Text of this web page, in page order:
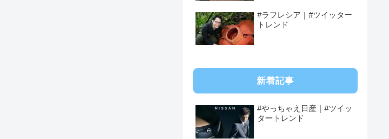
#ラフレシア｜#ツイッター
トレンド
新着記事
#やっちゃえ日産｜#ツイッ
タートレンド